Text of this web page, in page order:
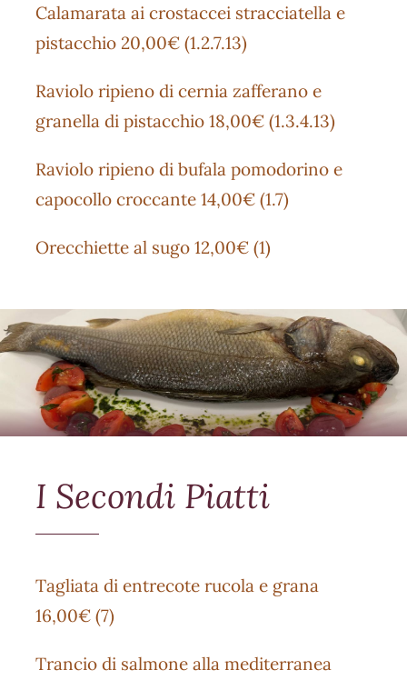
Calamarata ai crostaccei stracciatella e
pistacchio 20,00€ (1.2.7.13)
Raviolo ripieno di cernia zafferano e
granella di pistacchio 18,00€ (1.3.4.13)
Raviolo ripieno di bufala pomodorino e
capocollo croccante 14,00€ (1.7)
Orecchiette al sugo 12,00€ (1)
I Secondi Piatti
Tagliata di entrecote rucola e grana
16,00€ (7)
Trancio di salmone alla mediterranea